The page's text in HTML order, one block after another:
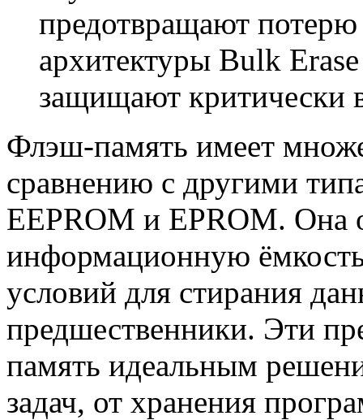
предотвращают
архитектуры Bulk
защищают критически
Флэш-память имеет
сравнению с другими
EEPROM и EPROM. Она
информационную
условий для стирания
предшественники. Эти
память идеальным
задач, от хранения